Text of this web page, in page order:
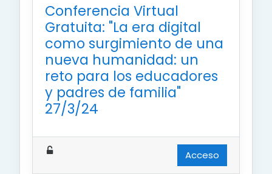
Conferencia Virtual
Gratuita: "La era digital
como surgimiento de una
nueva humanidad: un
reto para los educadores
y padres de familia"
27/3/24
Acceso